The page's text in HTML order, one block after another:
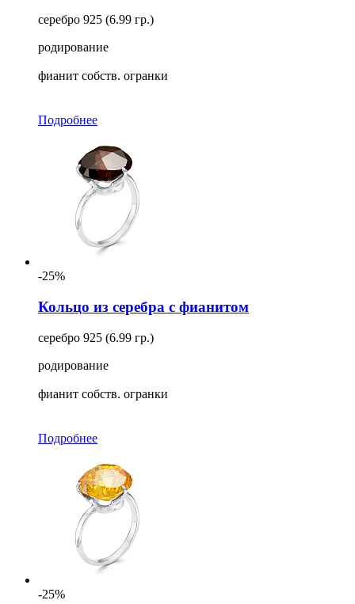
серебро 925 (6.99 гр.)
родирование
фианит собств. огранки
Подробнее
-25%
Кольцо из серебра с фианитом
серебро 925 (6.99 гр.)
родирование
фианит собств. огранки
Подробнее
-25%